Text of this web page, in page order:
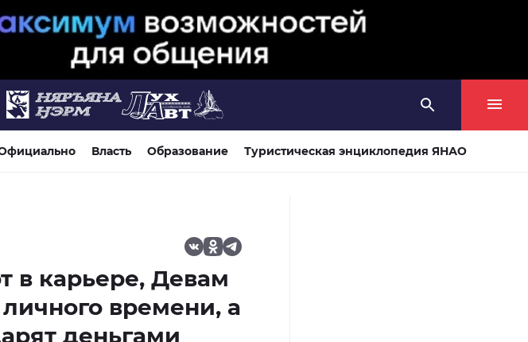
Власть Образование Туристическая энциклопедия ЯНАО
в карьере, Девам
времени, а
деньгами